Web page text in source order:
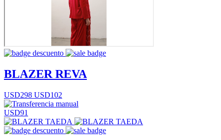
BLAZER REVA
USD298 USD102
USD91